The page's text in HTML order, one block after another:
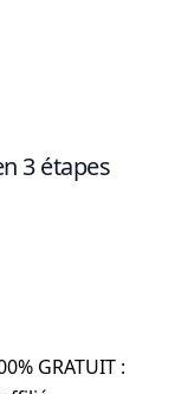
3 étapes
GRATUIT :